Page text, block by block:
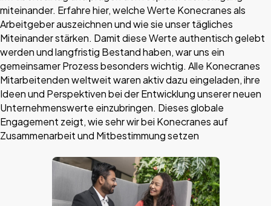
miteinander. Erfahre hier, welche Werte Konecranes als
Arbeitgeber auszeichnen und wie sie unser tägliches
Miteinander stärken. Damit diese Werte authentisch gelebt
werden und langfristig Bestand haben, war uns ein
gemeinsamer Prozess besonders wichtig. Alle Konecranes
Mitarbeitenden weltweit waren aktiv dazu eingeladen, ihre
Ideen und Perspektiven bei der Entwicklung unserer neuen
Unternehmenswerte einzubringen. Dieses globale
Engagement zeigt, wie sehr wir bei Konecranes auf
Zusammenarbeit und Mitbestimmung setzen